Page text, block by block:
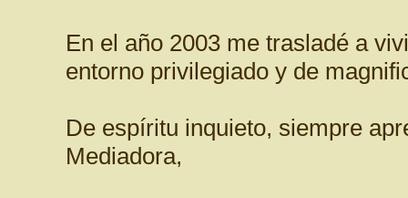
En el año 2003 me trasladé a
entorno privilegiado y de
De espíritu inquieto, siempre
Mediadora,